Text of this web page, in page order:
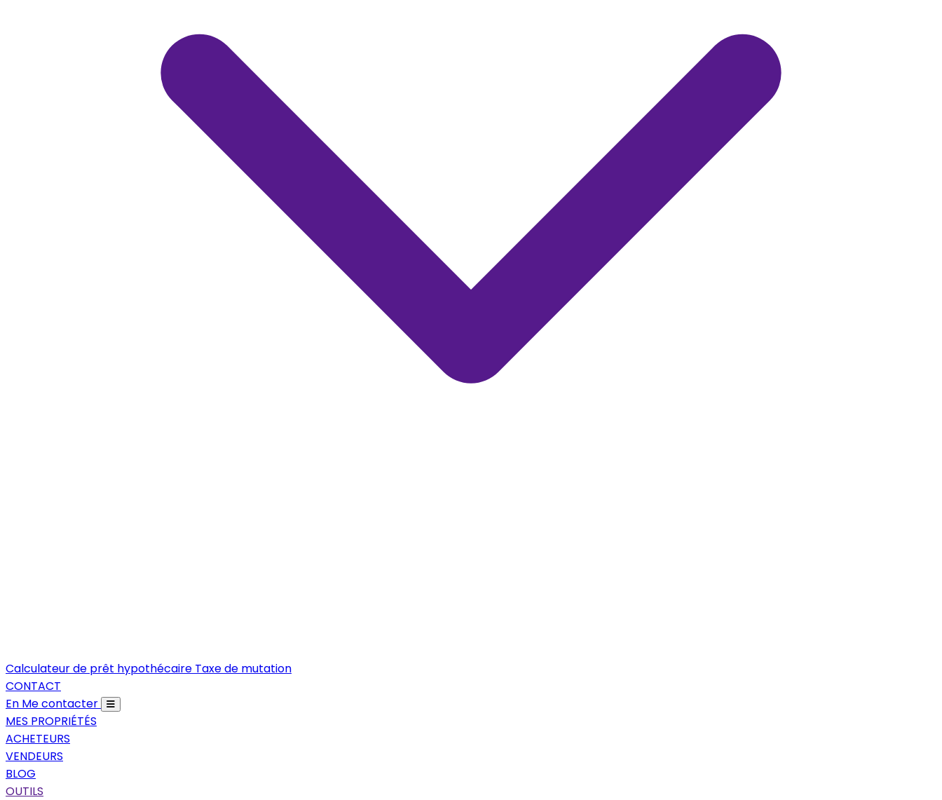
Calculateur de prêt hypothécaire Taxe de mutation
CONTACT
En Me contacter
MES PROPRIÉTÉS
ACHETEURS
VENDEURS
BLOG
OUTILS